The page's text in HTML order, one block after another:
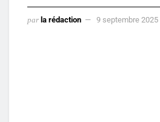
par la rédaction 9 septembre 2025